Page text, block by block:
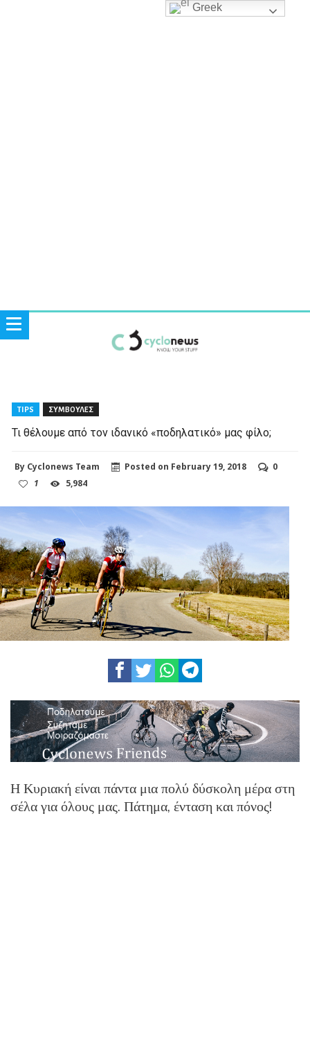
TIPS ΣΥΜΒΟΥΛΕΣ
Τι θέλουμε από τον ιδανικό «ποδηλατικό» μας φίλο;
By Cyclonews Team Posted on February 19, 2018
0
1
5,984
Η Κυριακή είναι πάντα μια πολύ δύσκολη μέρα στη
σέλα για όλους μας. Πάτημα, ένταση και πόνος!
Greek